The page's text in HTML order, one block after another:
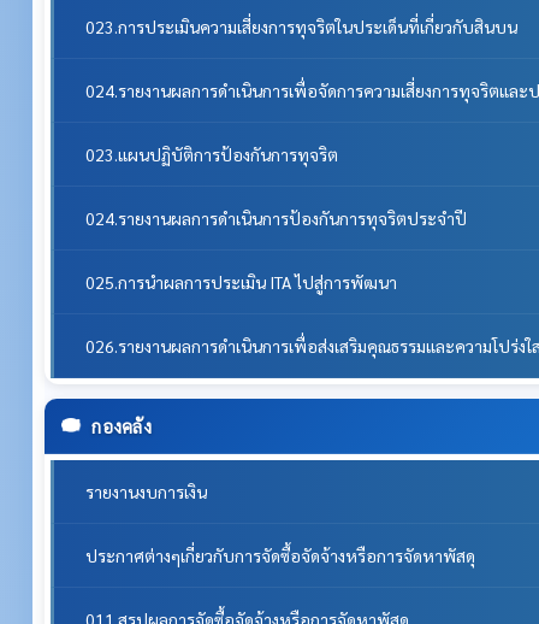
023.การประเมินความเสี่ยงการทุจริตในประเด็นที่เกี่ยวกับสินบน
024.รายงานผลการดำเนินการเพื่อจัดการความเสี่ยงการทุจริตแ
023.แผนปฏิบัติการป้องกันการทุจริต
024.รายงานผลการดำเนินการป้องกันการทุจริตประจำปี
025.การนำผลการประเมิน ITA ไปสู่การพัฒนา
026.รายงานผลการดำเนินการเพื่อส่งเสริมคุณธรรมและความโปร่ง
กองคลัง
รายงานงบการเงิน
ประกาศต่างๆเกี่ยวกับการจัดซื้อจัดจ้างหรือการจัดหาพัสดุ
011.สรุปผลการจัดซื้อจัดจ้างหรือการจัดหาพัสดุ